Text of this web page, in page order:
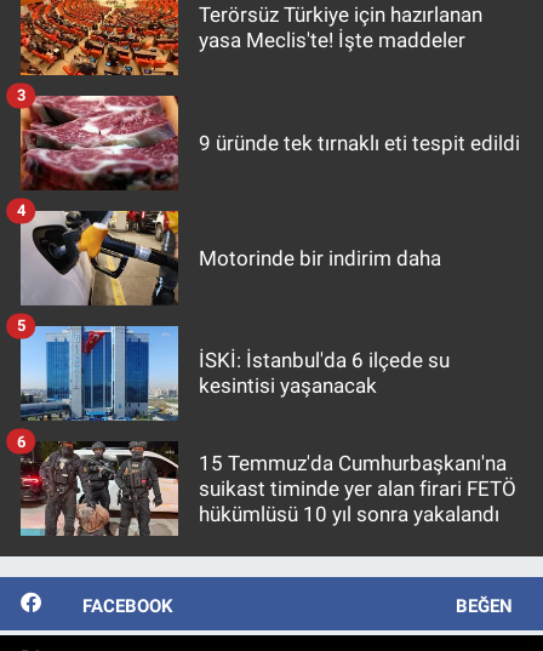
Terörsüz Türkiye için hazırlanan
yasa Meclis'te! İşte maddeler
9 üründe tek tırnaklı eti tespit edildi
3
Motorinde bir indirim daha
4
İSKİ: İstanbul'da 6 ilçede su
kesintisi yaşanacak
5
15 Temmuz'da Cumhurbaşkanı'na
suikast timinde yer alan firari FETÖ
hükümlüsü 10 yıl sonra yakalandı
6
FACEBOOK BEĞEN